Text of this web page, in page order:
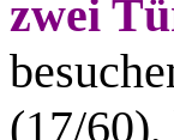
zwei
(17/